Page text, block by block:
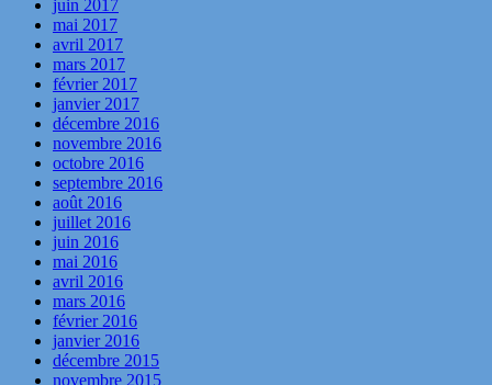
juin 2017
mai 2017
avril 2017
mars 2017
février 2017
janvier 2017
décembre 2016
novembre 2016
octobre 2016
septembre 2016
août 2016
juillet 2016
juin 2016
mai 2016
avril 2016
mars 2016
février 2016
janvier 2016
décembre 2015
novembre 2015